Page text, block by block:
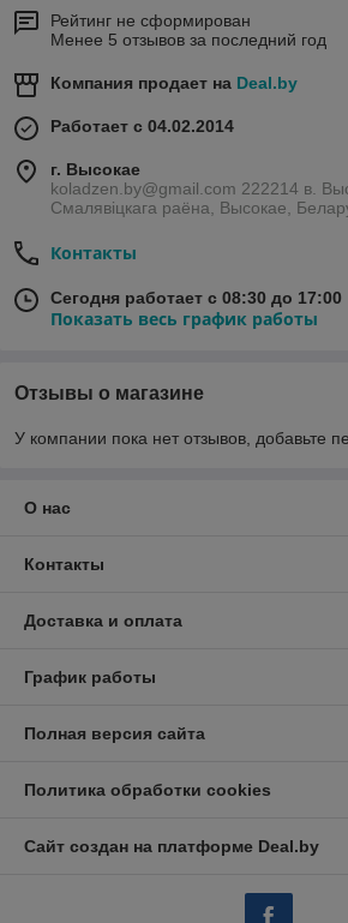
Рейтинг не сформирован
Менее 5 отзывов за последний год
Компания продает на Deal.by
Работает с 04.02.2014
г. Высокае
koladzen.by@gmail.com 222214 в.
Смалявіцкага раёна, Высокае,
Контакты
Сегодня работает с 08:30 до 17:00
Показать весь график работы
Отзывы о магазине
У компании пока нет отзывов, добавьте
О нас
Контакты
Доставка и оплата
График работы
Полная версия сайта
Политика обработки cookies
Сайт создан на платформе Deal.by